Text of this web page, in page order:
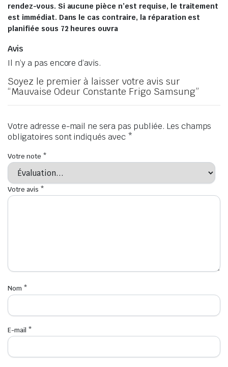
rendez-vous. Si aucune pièce n’est requise, le traitement
est immédiat. Dans le cas contraire, la réparation est
planifiée sous 72 heures ouvra
Avis
Il n’y a pas encore d’avis.
Soyez le premier à laisser votre avis sur
“Mauvaise Odeur Constante Frigo Samsung”
Votre adresse e-mail ne sera pas publiée. Les champs
obligatoires sont indiqués avec *
Votre note *
Votre avis *
Nom *
E-mail *